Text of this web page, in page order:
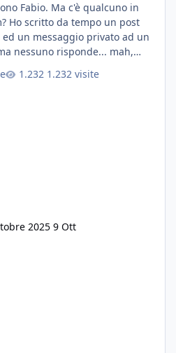
Fabio. Ma c'è qualcuno in
Ho scritto da tempo un post
un messaggio privato ad un
nessuno risponde... mah,
1.232 visite
2025 9 Ott